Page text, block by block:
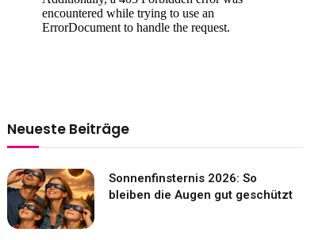
Neueste Beiträge
Sonnenfinsternis 2026: So
bleiben die Augen gut geschützt